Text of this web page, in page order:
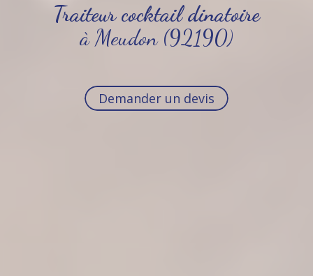
Traiteur cocktail dinatoire
à Meudon (92190)
Demander un devis